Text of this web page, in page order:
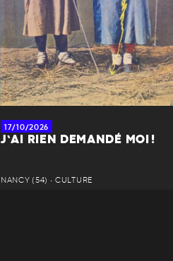
17/10/2026
J’AI RIEN DEMANDÉ MOI !
NANCY (54) • CULTURE